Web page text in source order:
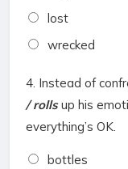
lost
wrecked
4. Instead of
/ rollsup his
everything’s OK.
bottles